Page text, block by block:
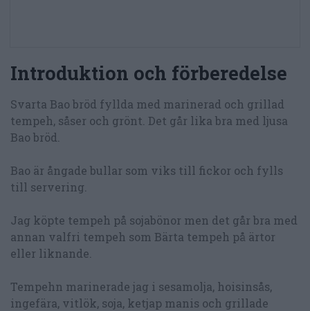
Introduktion och förberedelse
Svarta Bao bröd fyllda med marinerad och grillad
tempeh, såser och grönt. Det går lika bra med ljusa
Bao bröd.
Bao är ångade bullar som viks till fickor och fylls
till servering.
Jag köpte tempeh på sojabönor men det går bra med
annan valfri tempeh som Bärta tempeh på ärtor
eller liknande.
Tempehn marinerade jag i sesamolja, hoisinsås,
ingefära, vitlök, soja, ketjap manis och grillade